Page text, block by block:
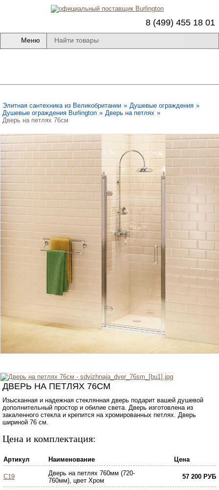
8 (499) 455 18 01
Меню
Элитная сантехника из Великобритании » Душевые ограждения »
Душевые ограждения Burlington » Дверь на петлях »
Дверь на петлях 76cм
ДВЕРЬ НА ПЕТЛЯХ 76CМ
Изысканная и надежная стеклянная дверь подарит вашей душевой
дополнительный простор и обилие света. Дверь изготовлена из
закаленного стекла и крепится на хромированных петлях. Дверь
шириной 76 см.
Цена и комплектация:
Артикул Наименование Цена
C19
Дверь на петлях 760мм (720-
760мм), цвет Хром
57 200 РУБ